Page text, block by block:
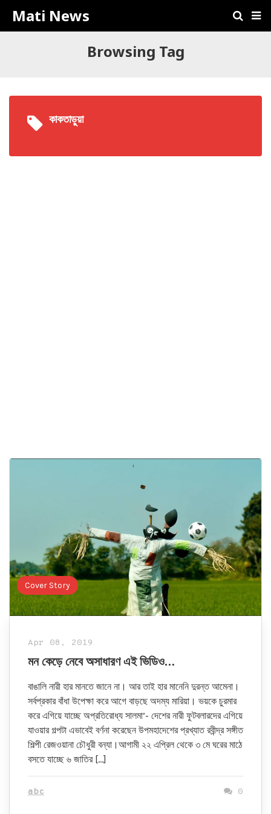
Mati News
Browsing Tag
কাকতাড়ুয়া
Cover Story
Apr 08, 2019
মন কেড়ে নেবে অসাধারণ এই ভিডিও…
বাঙালি নারী হার মানতে জানে না। আর তাই হার মানেনি দুরন্ত আমেনা।
সর্বপ্রকার বাঁধা উপেক্ষা করে আগে বাড়ছে অদম্য মারিয়া। ভয়কে চুরমার
করে এগিয়ে যাচ্ছে অপ্রতিরোধ্য সালমা’- দেশের নারী ফুটবলারদের এগিয়ে
যাওয়ার গল্পটা এভাবেই বর্ণনা করেছেন উপমহাদেশের প্রখ্যাত রবীন্দ্র সঙ্গীত
শিল্পী রেজওয়ানা চৌধুরী বন্যা।আগামী ২২ এপ্রিল থেকে ৩ মে ঘরের মাঠে
বসতে যাচ্ছে ৬ জাতির […]
abc 0